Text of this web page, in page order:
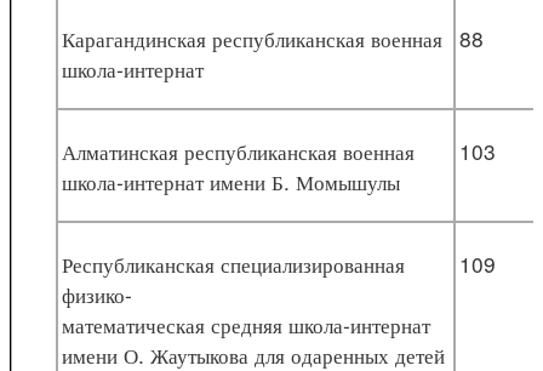
Карагандинская республиканская военная
школа-интернат
88
Алматинская республиканская военная
школа-интернат имени Б. Момышулы
103
Республиканская специализированная
физико-
математическая средняя школа-интернат
имени О. Жаутыкова для одаренных детей
109